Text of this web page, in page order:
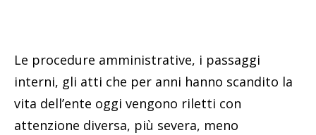
Le procedure amministrative, i passaggi
interni, gli atti che per anni hanno scandito la
vita dell’ente oggi vengono riletti con
attenzione diversa, più severa, meno